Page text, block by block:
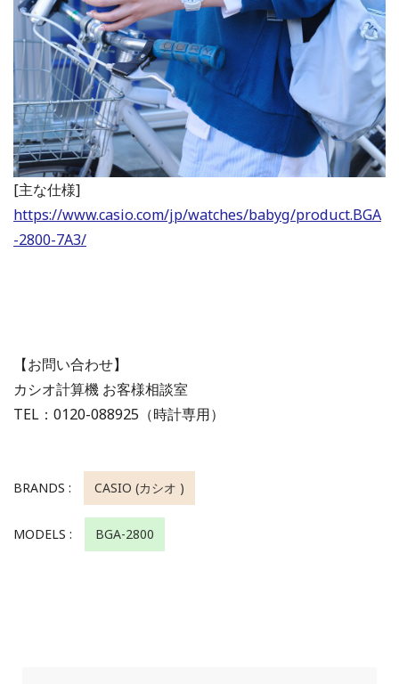
[主な仕様]
https://www.casio.com/jp/watches/babyg/product.BGA
-2800-7A3/
【お問い合わせ】
カシオ計算機 お客様相談室
TEL：0120-088925（時計専用）
BRANDS : CASIO (カシオ )
MODELS : BGA-2800